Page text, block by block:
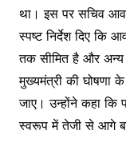
था। इस पर सचिव
स्पष्ट निर्देश दिए कि
तक सीमित है और अन्य
मुख्यमंत्री की घोषणा
जाए। उन्होंने कहा कि
स्वरूप में तेजी से आगे